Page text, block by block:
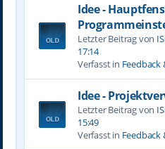
Idee -
Letzter Beitrag von
17:14
Verfasst in Feedback
Idee -
Letzter Beitrag von
15:49
Verfasst in Feedback